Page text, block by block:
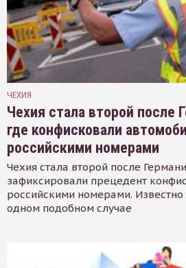
ЧЕХИЯ
Чехия стала второй после
где конфисковали
российскими номерами
Чехия стала второй после
зафиксировали прецедент
российскими номерами.
одном подобном случае